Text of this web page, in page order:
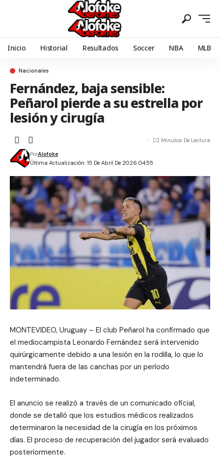
Inicio Historial Resultados Soccer NBA MLB
Nacionales
Fernández, baja sensible:
Peñarol pierde a su estrella por
lesión y cirugía
Última Actualización: 15 De Abril De 2026 04:55
PorAlofoke
2 Minutos De Lectura
MONTEVIDEO, Uruguay – El club Peñarol ha confirmado que
el mediocampista Leonardo Fernández será intervenido
quirúrgicamente debido a una lesión en la rodilla, lo que lo
mantendrá fuera de las canchas por un período
indeterminado.
El anuncio se realizó a través de un comunicado oficial,
donde se detalló que los estudios médicos realizados
determinaron la necesidad de la cirugía en los próximos
días. El proceso de recuperación del jugador será evaluado
posteriormente.